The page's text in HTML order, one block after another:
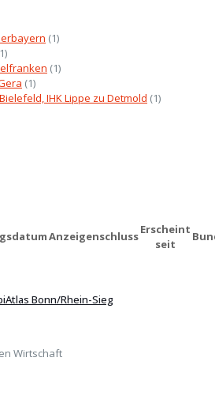
(1)
(1)
(1)
IHK Lippe zu Detmold (1)
AnzeigenschlussErscheint
seit
Bonn/Rhein-Sieg
Wirtschaft